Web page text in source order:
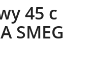
45 c
SMEG